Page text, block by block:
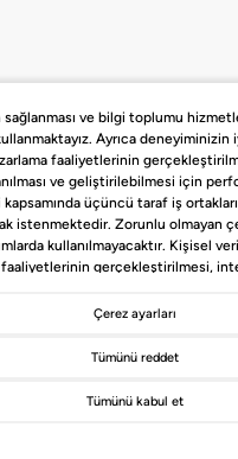
olmak ister misin?
ve bilgi toplumu
Ayrıca
faaliyetlerinin
ve geliştirilebilmesi için
üçüncü taraf iş
istenmektedir. Zorunlu olmayan
kullanılmayacaktır. Kişisel
faaliyetlerinin gerçekleştirilmesi,
tekrar girdiğinizde hatırlanmasını
istiyorsanız “Göster” ibaresini
bilgiler içinÇerez Aydınlatma
Çerez ayarları
Tümünü reddet
Tümünü kabul et